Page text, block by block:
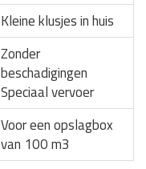
Kleine klusjes in huis
Zonder
beschadigingen
Speciaal vervoer
Voor een opslagbox
van 100 m3